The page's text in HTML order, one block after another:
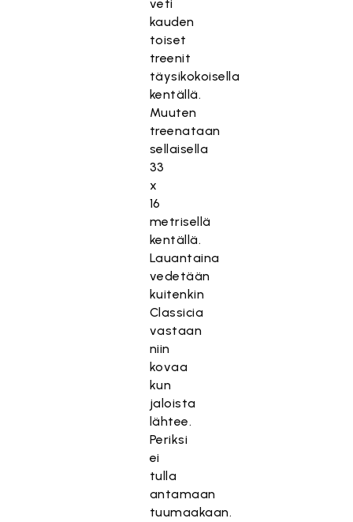
veti
kauden
toiset
treenit
täysikokoisella
kentällä.
Muuten
treenataan
sellaisella
33
x
16
metrisellä
kentällä.
Lauantaina
vedetään
kuitenkin
Classicia
vastaan
niin
kovaa
kun
jaloista
lähtee.
Periksi
ei
tulla
antamaan
tuumaakaan.